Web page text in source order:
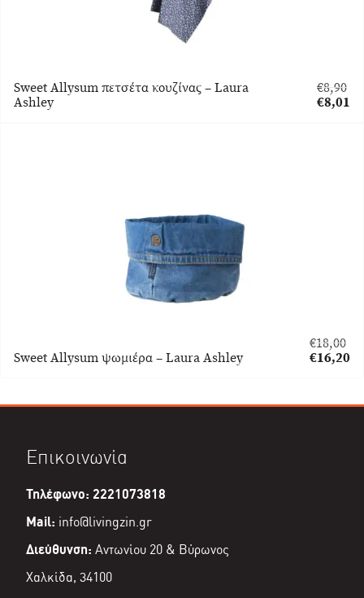
Sweet Allysum πετσέτα κουζίνας – Laura
Ashley
€8,90
Original
€8,01
Sweet Allysum ψωμιέρα – Laura Ashley
€18,00
Original
€18,00.
€16,20
τιμή
Επικοινωνία
Τηλέφωνο: 2221073818
Mail: info@livingzin.gr
Διεύθυνση: Αντωνίου 20 & Βύρωνος
Χαλκίδα, 34100